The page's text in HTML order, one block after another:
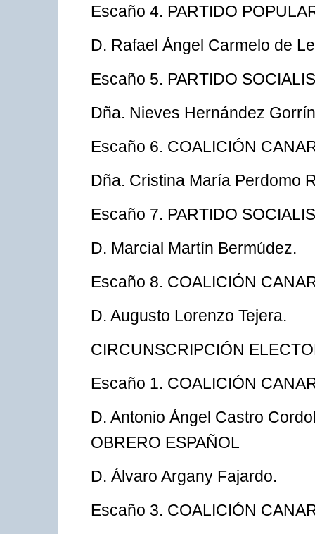
Escaño 4. PARTIDO
D. Rafael Ángel Carmelo de
Escaño 5. PARTIDO
Dña. Nieves Hernández
Escaño 6. COALICIÓN
Dña. Cristina María Perdomo
Escaño 7. PARTIDO
D. Marcial Martín Bermúdez.
Escaño 8. COALICIÓN
D. Augusto Lorenzo Tejera.
CIRCUNSCRIPCIÓN
Escaño 1. COALICIÓN
D. Antonio Ángel Castro
OBRERO ESPAÑOL
D. Álvaro Argany Fajardo.
Escaño 3. COALICIÓN